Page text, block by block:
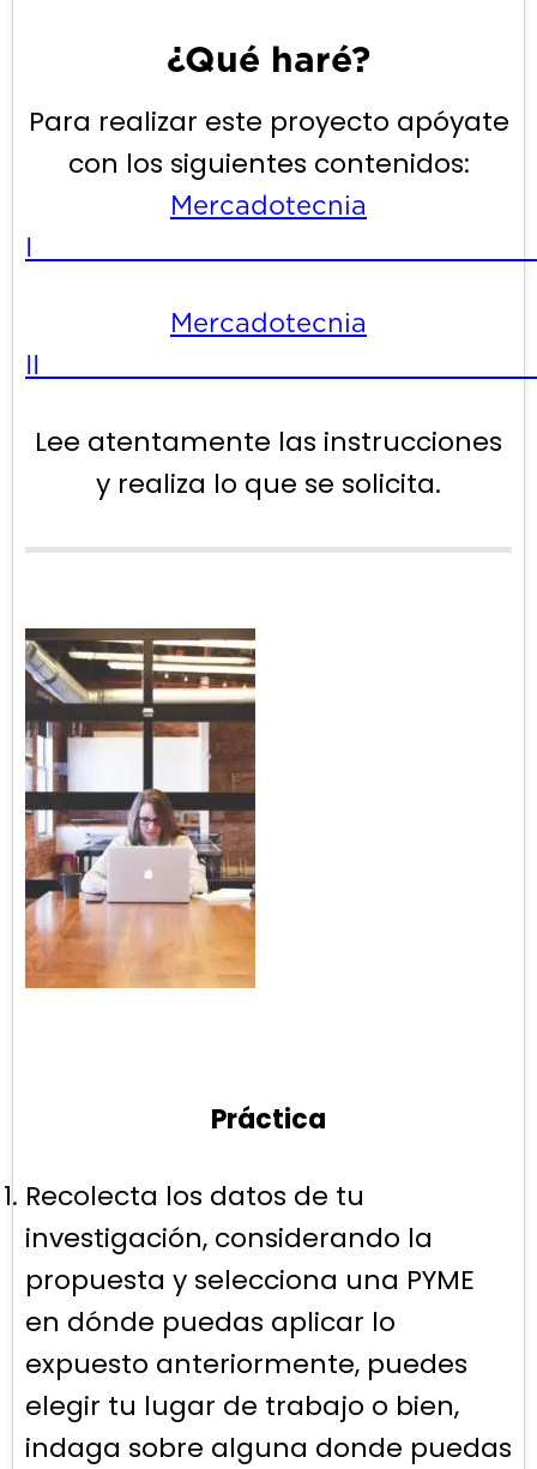
¿Qué haré?
Para realizar este proyecto apóyate
con los siguientes contenidos:
Mercadotecnia
Mercadotecnia
Lee atentamente las instrucciones
y realiza lo que se solicita.
Práctica
Recolecta los datos de tu
investigación, considerando la
propuesta y selecciona una PYME
en dónde puedas aplicar lo
expuesto anteriormente, puedes
elegir tu lugar de trabajo o bien,
indaga sobre alguna donde puedas